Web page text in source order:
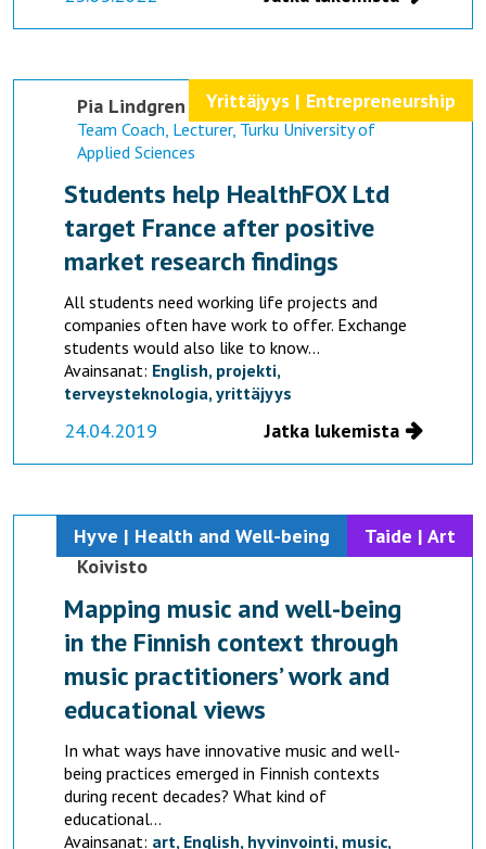
Yrittäjyys | Entrepreneurship
Pia Lindgren
Team Coach, Lecturer, Turku University of
Applied Sciences
Students help HealthFOX Ltd
target France after positive
market research findings
All students need working life projects and
companies often have work to offer. Exchange
students would also like to know...
Avainsanat: English, projekti,
terveysteknologia,yrittäjyys
24.04.2019 Jatka lukemista
Hyve | Health and Well-being Taide | Art
Liisa-Maria Lilja-Viherlampi,Taru-Anneli
Koivisto
Mapping music and well-being
in the Finnish context through
music practitioners’ work and
educational views
In what ways have innovative music and well-
being practices emerged in Finnish contexts
during recent decades? What kind of
educational...
Avainsanat: art, English, hyvinvointi, music,